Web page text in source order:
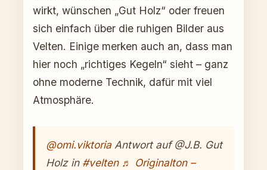
wirkt, wünschen „Gut Holz“ oder freuen
sich einfach über die ruhigen Bilder aus
Velten. Einige merken auch an, dass man
hier noch „richtiges Kegeln“ sieht – ganz
ohne moderne Technik, dafür mit viel
Atmosphäre.
@omi.viktoriaAntwort auf @J.B. Gut
Holz in #velten ♬ Originalton –